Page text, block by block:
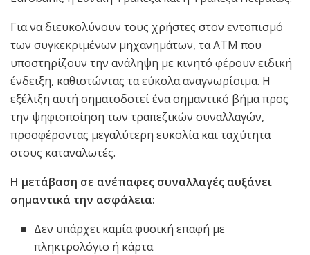
Για να διευκολύνουν τους χρήστες στον εντοπισμό
των συγκεκριμένων μηχανημάτων, τα ΑΤΜ που
υποστηρίζουν την ανάληψη με κινητό φέρουν ειδική
ένδειξη, καθιστώντας τα εύκολα αναγνωρίσιμα. Η
εξέλιξη αυτή σηματοδοτεί ένα σημαντικό βήμα προς
την ψηφιοποίηση των τραπεζικών συναλλαγών,
προσφέροντας μεγαλύτερη ευκολία και ταχύτητα
στους καταναλωτές.
Η μετάβαση σε ανέπαφες συναλλαγές αυξάνει
σημαντικά την ασφάλεια:
Δεν υπάρχει καμία φυσική επαφή με
πληκτρολόγιο ή κάρτα